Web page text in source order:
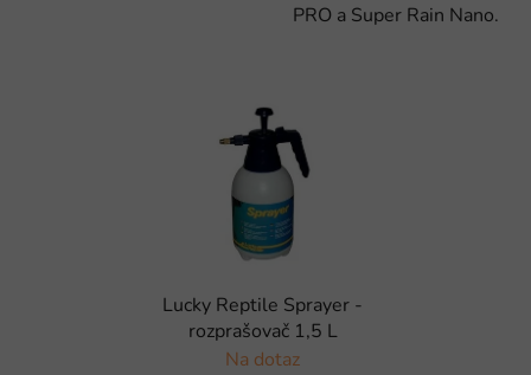
PRO a Super Rain Nano.
Lucky Reptile Sprayer -
rozprašovač 1,5 L
Na dotaz